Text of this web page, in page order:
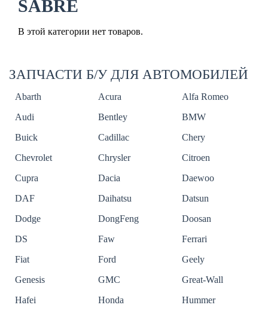
SABRE
В этой категории нет товаров.
ЗАПЧАСТИ Б/У ДЛЯ АВТОМОБИЛЕЙ
Abarth Acura
Alfa Romeo
Audi
Bentley
BMW
Buick
Cadillac
Chery
Chevrolet
Chrysler
Citroen
Cupra
Dacia
Daewoo
DAF
Daihatsu
Datsun
Dodge
DongFeng
Doosan
DS
Faw
Ferrari
Fiat
Ford
Geely
Genesis
GMC
Great-Wall
Hafei
Honda
Hummer